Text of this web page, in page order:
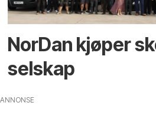
NorDan kjøper
selskap
ANNONSE